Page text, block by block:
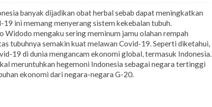
banyak dijadikan obat herbal sebab dapat meningkatkan
19 ini memang menyerang sistem kekebalan tubuh.
Widodo mengaku sering meminum jamu olahan rempah
tubuhnya semakin kuat melawan Covid-19. Seperti diketahui,
19 di dunia mengancam ekonomi global, termasuk Indonesia.
meruntuhkan hegemoni Indonesia sebagai negara tertinggi
ekonomi dari negara-negara G-20.